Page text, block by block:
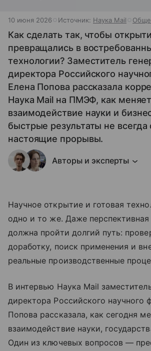
10 июня 2026 Источник: Наука Mail
Как сделать так, чтобы
превращались в
технологии? Заместитель
директора Российского
Елена Попова рассказала
Наука Mail на ПМЭФ, как
взаимодействие науки и
быстрые результаты не всегда
настоящие прорывы.
Авторы и эксперты
Научное открытие и готовая
одно и то же. Даже перспективная
должна пройти долгий путь:
доработку, поиск применения и
реальные производственные
В интервью Наука Mail
директора Российского научного
Попова рассказала, как сегодня
взаимодействие науки,
Один из ключевых вопросов —